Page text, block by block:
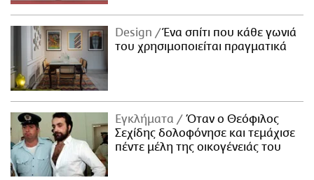
Design
Ένα σπίτι που κάθε γωνιά
του χρησιμοποιείται πραγματικά
Εγκλήματα
Όταν ο Θεόφιλος
Σεχίδης δολοφόνησε και τεμάχισε
πέντε μέλη της οικογένειάς του